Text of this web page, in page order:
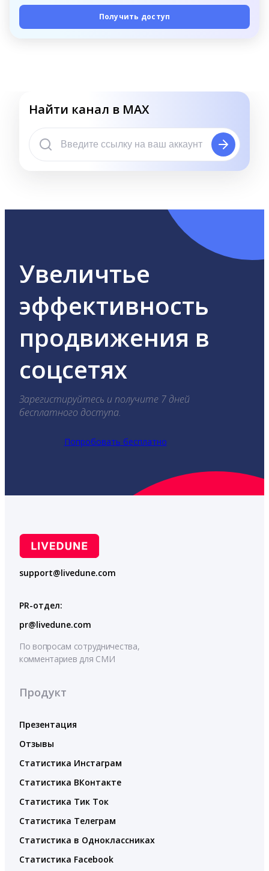
Получить доступ
Найти канал в MAX
Увеличтье
эффективность
продвижения в
соцсетях
Зарегистируйтесь и получите 7 дней
бесплатного доступа.
Попробовать бесплатно
support@livedune.com
PR-отдел:
pr@livedune.com
По вопросам сотрудничества,
комментариев для СМИ
Продукт
Презентация
Отзывы
Статистика Инстаграм
Статистика ВКонтакте
Статистика Тик Ток
Статистика Телеграм
Статистика в Одноклассниках
Статистика Facebook